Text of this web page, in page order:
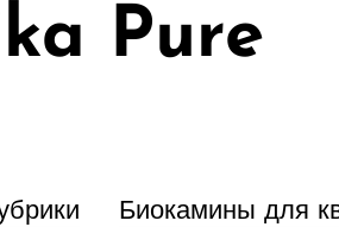
Pure
Биокамины для